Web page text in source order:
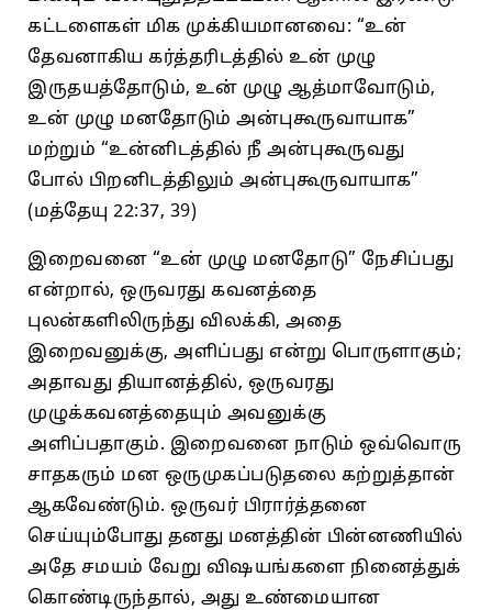
கட்டளைகள்‌ மிக முக்கியமானவை: “உன்‌
தேவனாகிய கர்த்தரிடத்தில்‌ உன்‌ முழு
இருதயத்தோடும்‌, உன்‌ முழு ஆத்மாவோடும்‌,
உன்‌ முழு மனதோடும்‌ அன்புகூருவாயாக”
மற்றும்‌ “உன்னிடத்தில்‌ நீ அன்புகூருவது
போல்‌ பிறனிடத்திலும்‌ அன்புகூருவாயாக”
(மத்தேயு 22:37, 39)
இறைவனை “உன்‌ முழு மனதோடு” நேசிப்பது
என்றால்‌, ஒருவரது கவனத்தை
புலன்களிலிருந்து விலக்கி, அதை
இறைவனுக்கு, அளிப்பது என்று பொருளாகும்‌;
அதாவது தியானத்தில்‌, ஒருவரது
முழுக்கவனத்தையும்‌ அவனுக்கு
அளிப்பதாகும்‌. இறைவனை நாடும்‌ ஒவ்வொரு
சாதகரும்‌ மன ஒருமுகப்படுதலை கற்றுத்தான்‌
ஆகவேண்டும்‌. ஒருவர்‌ பிரார்த்தனை
செய்யும்போது தனது மனத்தின்‌ பின்னணியில்‌
அதே சமயம்‌ வேறு விஷயங்களை நினைத்துக்‌
கொண்டிருந்தால்‌, அது உண்மையான